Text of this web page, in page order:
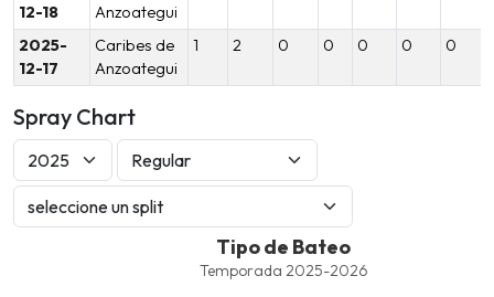
12-18
Anzoategui
2025-
12-17
Caribes de
Anzoategui
1 2 0 0 0 0 0
Spray Chart
Combination chart with 8 data series.
Tipo de Bateo
Temporada 2025-2026